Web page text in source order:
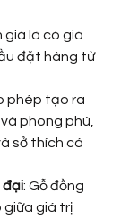
giá là có giá
đặt hàng từ
phép tạo ra
phong phú,
sở thích cá
đại: Gỗ đồng
giữa giá trị